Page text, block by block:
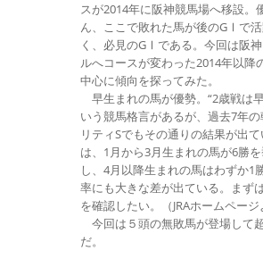
スが2014年に阪神競馬場へ移設。
ん、ここで敗れた馬が後のGⅠで
く、必見のGⅠである。今回は阪
ルへコースが変わった2014年以降
中心に傾向を探ってみた。
早生まれの馬が優勢。“2歳戦は
いう競馬格言があるが、過去7年の
リティSでもその通りの結果が出
は、1月から3月生まれの馬が6勝
し、4月以降生まれの馬はわずか1
率にも大きな差が出ている。まず
を確認したい。（JRAホームページ
今回は５頭の無敗馬が登場して
だ。